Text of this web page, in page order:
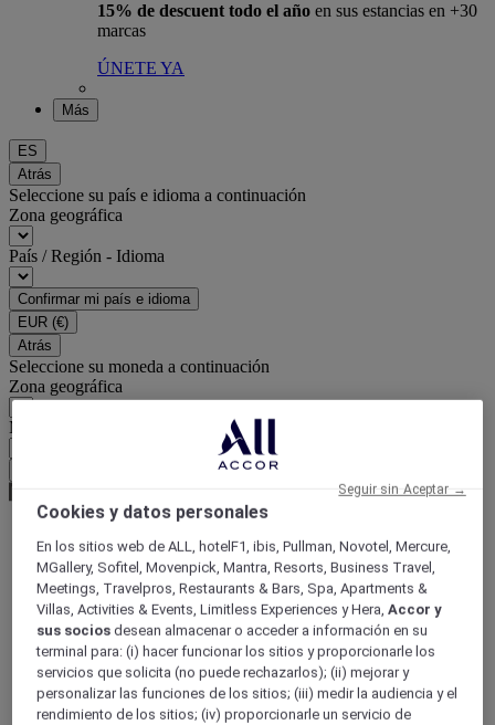
15% de descuent todo el año en sus estancias en +30
marcas
ÚNETE YA
Más
ES
Atrás
Seleccione su país e idioma a continuación
Zona geográfica
País / Región - Idioma
Confirmar mi país e idioma
EUR (€)
Atrás
Seleccione su moneda a continuación
Zona geográfica
Moneda
Página de inicio
Guía de viaje
Saborea el mundo
Sabores callejeros en Argentina
Cookies y datos personales
En los sitios web de ALL, hotelF1, ibis, Pullman, Novotel, Mercure,
MGallery, Sofitel, Movenpick, Mantra, Resorts, Business Travel,
Meetings, Travelpros, Restaurants & Bars, Spa, Apartments &
Villas, Activities & Events, Limitless Experiences y Hera,Accor y
sus socios desean almacenar o acceder a información en su
terminal para: (i) hacer funcionar los sitios y proporcionarle los
servicios que solicita (no puede rechazarlos); (ii) mejorar y
personalizar las funciones de los sitios; (iii) medir la audiencia y el
rendimiento de los sitios; (iv) proporcionarle un servicio de
Seguir sin Aceptar →